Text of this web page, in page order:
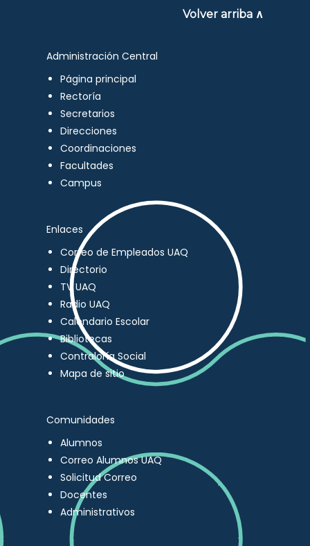
Volver arriba ∧
Administración Central
Página principal
Rectoría
Secretarios
Direcciones
Coordinaciones
Facultades
Campus
Enlaces
Correo de Empleados UAQ
Directorio
TV UAQ
Radio UAQ
Calendario Escolar
Bibliotecas
Contraloría Social
Mapa de sitio
Comunidades
Alumnos
Correo Alumnos UAQ
Solicitud Correo
Docentes
Administrativos